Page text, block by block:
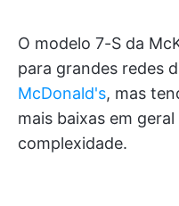
O modelo 7-S da
para grandes redes
McDonald's, mas
mais baixas em
complexidade.